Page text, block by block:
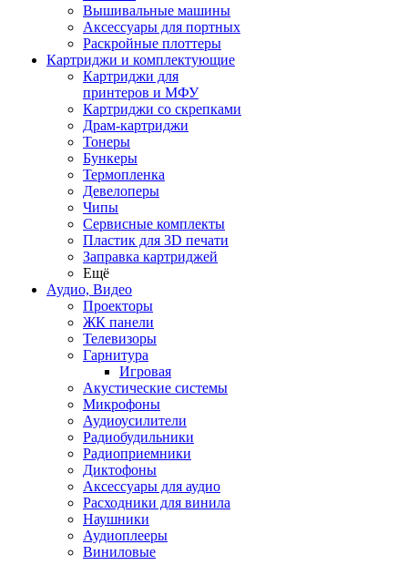
Вышивальные машины
Аксессуары для портных
Раскройные плоттеры
Картриджи и комплектующие
Картриджи для
принтеров и МФУ
Картриджи со скрепками
Драм-картриджи
Тонеры
Бункеры
Термопленка
Девелоперы
Чипы
Сервисные комплекты
Пластик для 3D печати
Заправка картриджей
Ещё
Аудио, Видео
Проекторы
ЖК панели
Телевизоры
Гарнитура
Игровая
Акустические системы
Микрофоны
Аудиоусилители
Радиобудильники
Радиоприемники
Диктофоны
Аксессуары для аудио
Расходники для винила
Наушники
Аудиоплееры
Виниловые